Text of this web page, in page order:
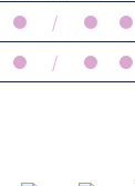
● / ● ●
● / ● ●